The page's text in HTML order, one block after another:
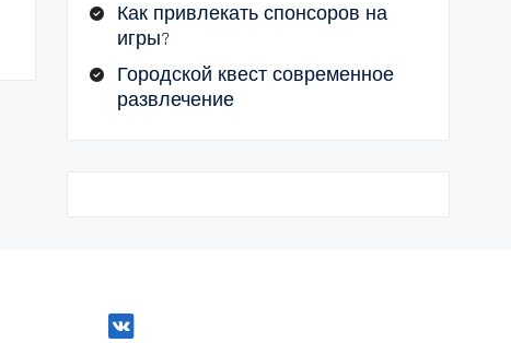
Как привлекать спонсоров на
игры?
Городской квест современное
развлечение